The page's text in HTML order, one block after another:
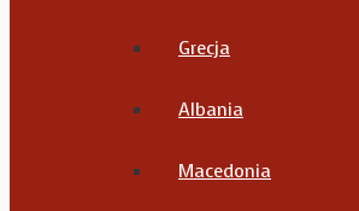
Grecja
Albania
Macedonia